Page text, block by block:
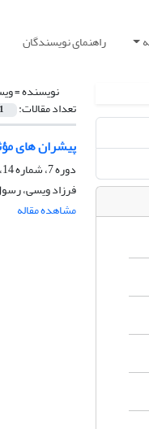
راهنمای نویسندگان
نویسنده =
تعداد مقالات: 1
پیشران های
دوره 7، شماره 14، پاییز 1398
فرزاد ویسی،
مشاهده مقاله